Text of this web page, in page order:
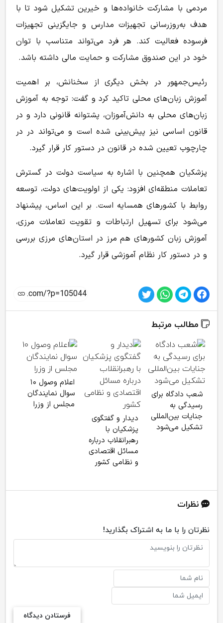
مردمی با مشارکت خانواده‌ها و خیرین تشکیل شود تا با
هدف به‌روزرسانی تجهیزات مدارس و جایگزینی تجهیزات
فرسوده فعالیت کند. هر فرد می‌تواند متناسب با توان
خود در این صندوق مشارکت و حمایت مالی داشته باشد.
رئیس‌جمهور در بخش دیگری از سخنانش، بر اهمیت
آموزش زبان‌های محلی تاکید کرد و گفت: توجه به آموزش
زبان‌های محلی به دانش‌آموزان، پشتوانه قانونی دارد و در
قانون اساسی نیز پیش‌بینی شده است و می‌تواند در در
چارچوب تعیین شده در قانون در دستور کار قرار گیرد.
پزشکیان همچنین با اشاره به سیاست دولت در گسترش
تعاملات منطقه‌ای افزود: یکی از اولویت‌های دولت، توسعه
روابط با کشورهای همسایه است. بر این اساس، پیشنهاد
می‌شود برای تسهیل ارتباطات و تقویت تعاملات مرزی،
آموزش زبان کشورهای هم مرز در استان‌های مرزی بررسی
و در دستور کار نظام آموزشی قرار گیرد.
مطالب مرتبط
شعب دادگاه برای
رسیدگی به
جنایات بین‌المللی
تشکیل می‌شود
دیدار و گفتگوی
پزشکیان با
رهبرانقلاب درباره
مسائل اقتصادی
و نظامی کشور
اعلام وصول ۱۰
سوال نمایندگان
مجلس از وزرا
نظرات
نظرتان را با ما به اشتراک بگذارید!